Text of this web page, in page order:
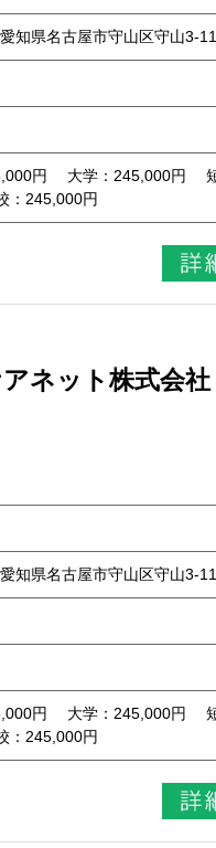
知県名古屋市守山区守山3-
円 大学：245,000円
245,000円
ネット株式会
知県名古屋市守山区守山3-
円 大学：245,000円
245,000円